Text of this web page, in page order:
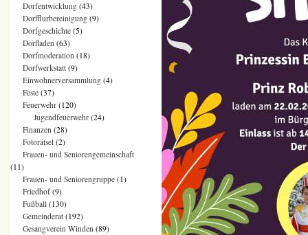
Dorfentwicklung (43)
Dorfflurbereinigung (9)
Dorfgeschichte (5)
Dorfladen (63)
Dorfmoderation (18)
Dorfwerkstatt (9)
Einwohnerversammlung (4)
Feste (37)
Feuerwehr (120)
Jugendfeuerwehr (24)
Finanzen (28)
Fotorätsel (2)
Frauen- und Seniorengemeinschaft
(11)
Frauen- und Seniorengruppe (1)
Friedhof(9)
Fußball (130)
Gemeinderat (192)
Gesangverein Winden (89)